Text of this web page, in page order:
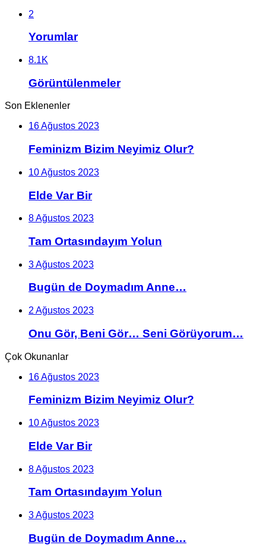
2
Yorumlar
8.1K
Görüntülenmeler
Son Eklenenler
16 Ağustos 2023
Feminizm Bizim Neyimiz Olur?
10 Ağustos 2023
Elde Var Bir
8 Ağustos 2023
Tam Ortasındayım Yolun
3 Ağustos 2023
Bugün de Doymadım Anne…
2 Ağustos 2023
Onu Gör, Beni Gör… Seni Görüyorum…
Çok Okunanlar
16 Ağustos 2023
Feminizm Bizim Neyimiz Olur?
10 Ağustos 2023
Elde Var Bir
8 Ağustos 2023
Tam Ortasındayım Yolun
3 Ağustos 2023
Bugün de Doymadım Anne…